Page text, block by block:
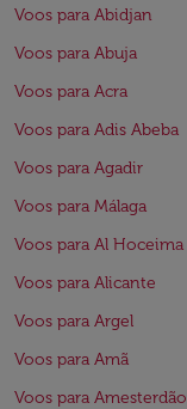
Voos para Abidjan
Voos para Abuja
Voos para Acra
Voos para Adis Abeba
Voos para Agadir
Voos para Málaga
Voos para Al Hoceima
Voos para Alicante
Voos para Argel
Voos para Amã
Voos para Amesterdão